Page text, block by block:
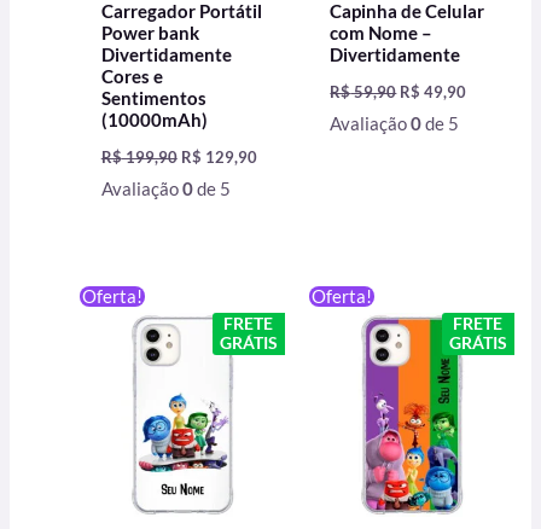
Carregador Portátil
Power bank
Divertidamente
Cores e
Sentimentos
(10000mAh)
R$199,90 R$ 129,90
Avaliação0de 5
Capinha de Celular
com Nome –
Divertidamente
R$59,90 R$ 49,90
Avaliação0de 5
Oferta!
FRETE
GRÁTIS
original
era:
R$ 59,90.
preço
atual
é:
Oferta!
FRETE
GRÁTIS
original
era:
R$ 59,90.
preço
atual
é: